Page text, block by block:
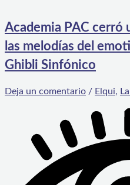
Academia PAC cerró
las melodías del
Ghibli Sinfónico
Deja un comentario / Elqui,